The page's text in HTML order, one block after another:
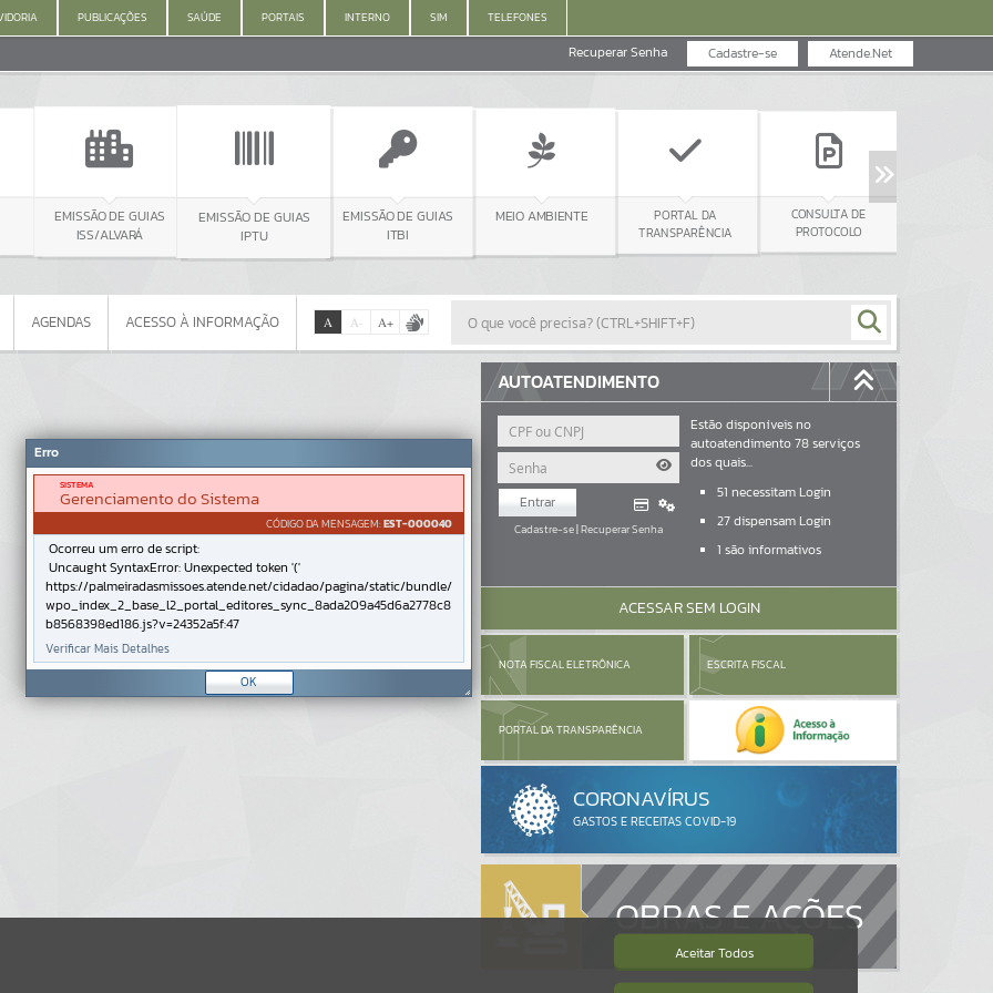
PUBLICAÇÕES SAÚDE PORTAIS INTERNO SIM TELEFONES
Atende.Net
Cadastre-se
Recuperar Senha
EMISSÃO DE GUIAS
ISS/ALVARÁ
EMISSÃO DE GUIAS
EMISSÃO DE GUIAS
MEIO AMBIENTE PORTAL DA
TRANSPARÊNCIA
CONSULTA DE
PROTOCOLO
AGENDAS ACESSO À INFORMAÇÃO A A- A+
AUTOATENDIMENTO
Entrar
Cadastre-se|Recuperar Senha
Estão disponíveis no
autoatendimento78serviços
dos quais...
51 necessitam Login
27dispensam Login
1 são informativos
ACESSAR SEM LOGIN
NOTA FISCAL ELETRÔNICA ESCRITA FISCAL
PORTAL DA TRANSPARÊNCIA
OBRAS E AÇÕES
Aceitar Todos
Erro
SISTEMA
Gerenciamento do Sistema
CÓDIGO DA MENSAGEM:EST-000040
Ocorreu um erro de script:
Uncaught SyntaxError: Unexpected token '('
https://palmeiradasmissoes.atende.net/cidadao/pagina/static/bundle/
wpo_index_2_base_l2_portal_editores_sync_8ada209a45d6a2778c8
b8568398ed186.js?v=24352a5f:47
Verificar Mais Detalhes
OK